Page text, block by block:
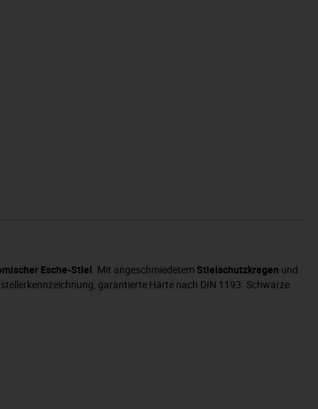
Esche-Stiel. Mit angeschmiedetem Stielschutzkragen und
garantierte Härte nach DIN 1193. Schwarze